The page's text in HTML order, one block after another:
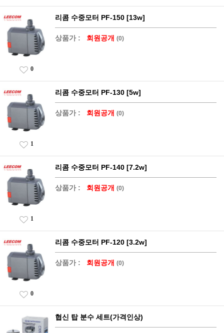
리콤 수중모터 PF-150 [13w]
상품가 : 회원공개 (0)
0
리콤 수중모터 PF-130 [5w]
상품가 : 회원공개 (0)
1
리콤 수중모터 PF-140 [7.2w]
상품가 : 회원공개 (0)
1
리콤 수중모터 PF-120 [3.2w]
상품가 : 회원공개 (0)
0
협신 탑 분수 세트(가격인상)